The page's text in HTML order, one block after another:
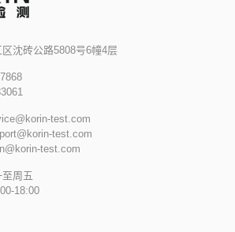
沈砖公路5808号6幢4层
test.com
test.com
test.com
周五
18:00